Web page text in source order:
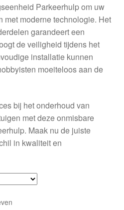
Parkeerhulp om uw
met moderne technologie. Het
garandeert een
de veiligheid tijdens het
installatie kunnen
moeiteloos aan de
bij het onderhoud van
met deze onmisbare
Maak nu de juiste
in kwaliteit en